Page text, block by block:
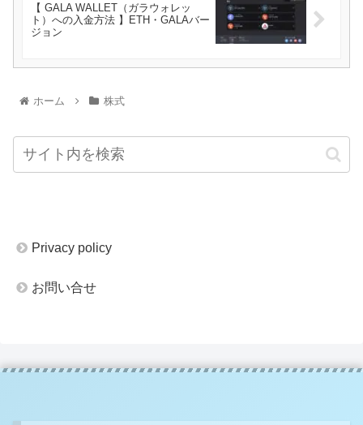
【 GALA WALLET（ガラウォレッ
ト）への入金方法 】ETH・GALAバー
ジョン
ホーム 株式
Privacy policy
お問い合せ